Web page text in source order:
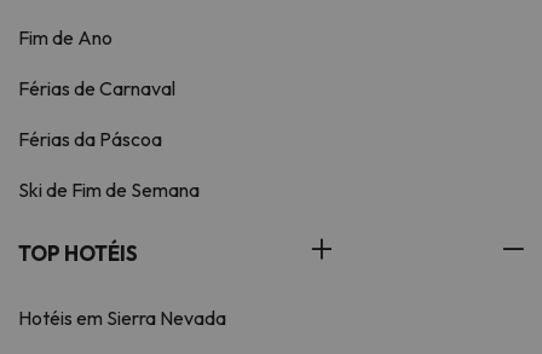
Fim de Ano
Férias de Carnaval
Férias da Páscoa
Ski de Fim de Semana
TOP HOTÉIS
Hotéis em Sierra Nevada